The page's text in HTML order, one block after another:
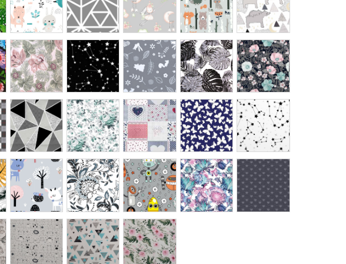
szarym
clematis
niebo
czarne
leśne
zwierzaki
szare
liście
czarne
flowers
czarne
czarno
szare
trójkąty
róże
miętowe
mozaika
kolorowa
motylki
atrament
niebo
białe
las
szary
folk
szary
roboty
małe
awatar
serduszka
kropki
zwierzęta
na
linie
figury
turkus
róże
liście